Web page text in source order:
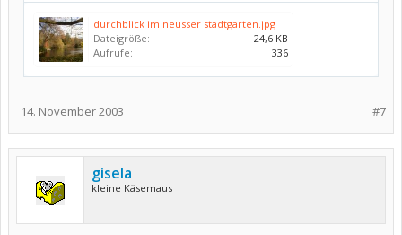
durchblick im neusser stadtgarten.jpg
Dateigröße:
24,6 KB
Aufrufe:
336
#7
14. November 2003
gisela
kleine Käsemaus